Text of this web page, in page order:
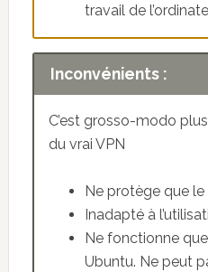
travail de
Inconvénients :
C’est grosso-modo
du vrai VPN
Ne protège que
Inadapté à
Ne fonctionne
Ubuntu. Ne peut